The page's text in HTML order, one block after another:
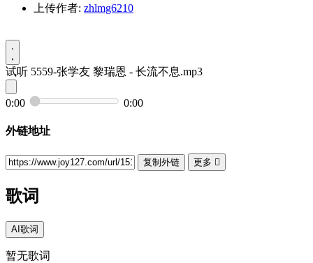
上传作者: zhlmg6210
试听 5559-张学友 黎瑞恩 - 长流不息.mp3
0:00 0:00
外链地址
复制外链 更多 
歌词
AI歌词
暂无歌词